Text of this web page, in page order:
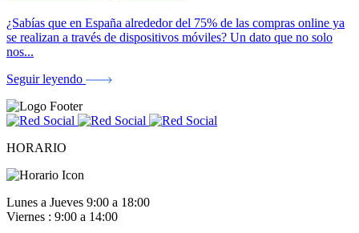
¿Sabías que en España alrededor del 75% de las compras online ya
se realizan a través de dispositivos móviles? Un dato que no solo
nos...
Seguir leyendo
HORARIO
Lunes a Jueves 9:00 a 18:00
Viernes : 9:00 a 14:00